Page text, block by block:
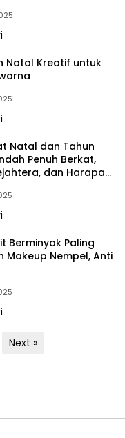
Natal Kreatif untuk
Natal dan Tahun
Penuh Berkat,
dan Harapan
Berminyak Paling
Makeup Nempel, Anti
Next »